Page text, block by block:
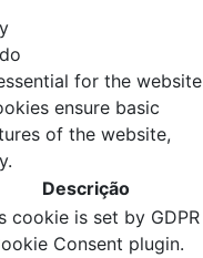
for the website
ensure basic
of the website,
Descrição
cookie is set by GDPR
Consent plugin.